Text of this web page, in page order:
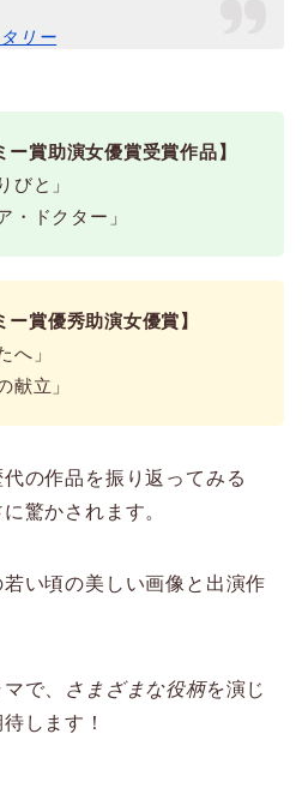
リー
ー賞助演女優賞受賞作品】
びと」
・ドクター」
ー賞優秀助演女優賞】
へ」
献立」
の作品を振り返ってみる
に驚かされます。
い頃の美しい画像と出演作
で、 さまざまな役柄を演じ
します！